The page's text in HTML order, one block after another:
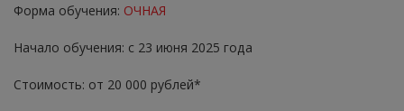
Форма обучения: ОЧНАЯ
Начало обучения: с 23 июня 2025 года
Стоимость: от 20 000 рублей*